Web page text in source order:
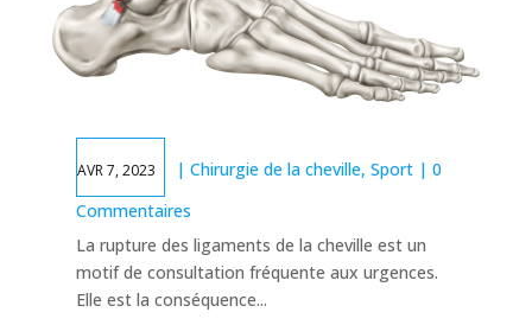
AVR 7, 2023 | Chirurgie de la cheville, Sport| 0
Commentaires
La rupture des ligaments de la cheville est un
motif de consultation fréquente aux urgences.
Elle est la conséquence...